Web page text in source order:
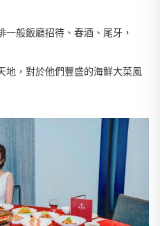
般飯廳招待、春酒、尾牙，
地，對於他們豐盛的海鮮大菜風